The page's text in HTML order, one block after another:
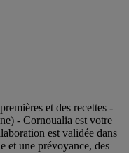
et des recettes -
- Cornoualia est votre
est validée dans
et une prévoyance, des